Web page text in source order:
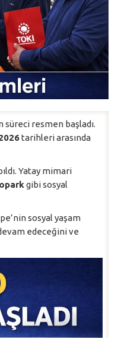
resmen başladı.
tarihleri arasında
Yatay mimari
gibi sosyal
sosyal yaşam
edeceğini ve